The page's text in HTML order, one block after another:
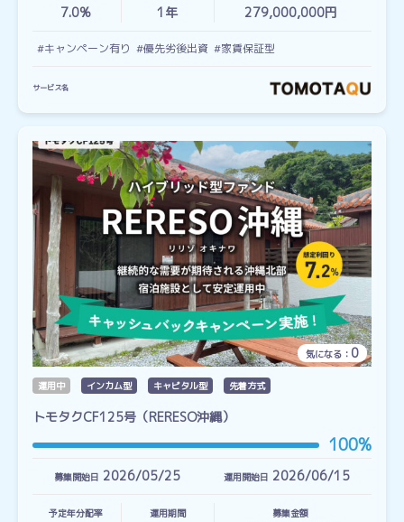
7.0% 1 年 279,000,000円
#キャンペーン有り #優先劣後出資 #家賃保証型
サービス名
気になる： 0
運用中 インカム型 キャピタル型 先着方式
トモタクCF125号（RERESO沖縄）
100%
募集開始日 2026/05/25 運用開始日 2026/06/15
予定年分配率 運用期間 募集金額